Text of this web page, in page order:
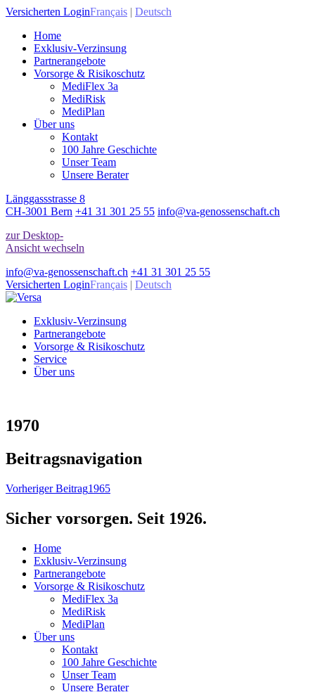
Versicherten LoginFrançais | Deutsch
Home
Exklusiv-Verzinsung
Partnerangebote
Vorsorge & Risikoschutz
MediFlex 3a
MediRisk
MediPlan
Über uns
Kontakt
100 Jahre Geschichte
Unser Team
Unsere Berater
Länggassstrasse 8
CH-3001 Bern +41 31 301 25 55 info@va-genossenschaft.ch
zur Desktop-
Ansicht wechseln
info@va-genossenschaft.ch +41 31 301 25 55
Versicherten LoginFrançais | Deutsch
Exklusiv-Verzinsung
Partnerangebote
Vorsorge & Risikoschutz
Service
Über uns
1970
Beitragsnavigation
Vorheriger Beitrag1965
Sicher vorsorgen. Seit 1926.
Home
Exklusiv-Verzinsung
Partnerangebote
Vorsorge & Risikoschutz
MediFlex 3a
MediRisk
MediPlan
Über uns
Kontakt
100 Jahre Geschichte
Unser Team
Unsere Berater